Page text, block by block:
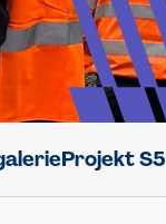
Projekt S5